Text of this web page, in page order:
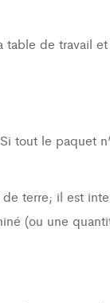
de travail
le paquet
terre; il est
(ou une